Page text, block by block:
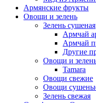
Армянские фрукты
Овощи и зелень
Зелень сушеная
Армчай
Армчай
Другие
Овощи и
Tamara
Овощи свежие
Овощи
Зелень свежая